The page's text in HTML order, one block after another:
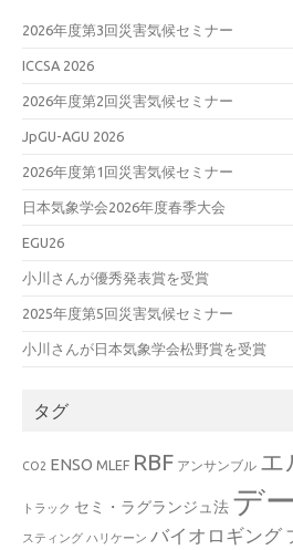
2026年度第3回災害気候セミナー
ICCSA 2026
2026年度第2回災害気候セミナー
JpGU-AGU 2026
2026年度第1回災害気候セミナー
日本気象学会2026年度春季大会
EGU26
小川さんが優秀発表賞を受賞
2025年度第5回災害気候セミナー
小川さんが日本気象学会松野賞を受賞
タグ
CO2 ENSO MLEF RBF アンサンブル エ
トラック セミ・ラグランジュ法 デ
スティング ハリケーン バイオロギング